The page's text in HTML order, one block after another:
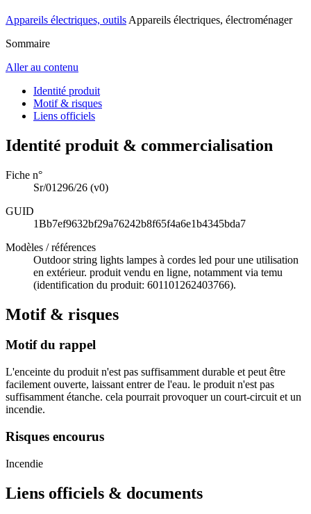
Appareils électriques, outils Appareils électriques, électroménager
Sommaire
Aller au contenu
Identité produit
Motif & risques
Liens officiels
Identité produit & commercialisation
Fiche n°
Sr/01296/26 (v0)
GUID
1Bb7ef9632bf29a76242b8f65f4a6e1b4345bda7
Modèles / références
Outdoor string lights lampes à cordes led pour une utilisation
en extérieur. produit vendu en ligne, notamment via temu
(identification du produit: 601101262403766).
Motif & risques
Motif du rappel
L'enceinte du produit n'est pas suffisamment durable et peut être
facilement ouverte, laissant entrer de l'eau. le produit n'est pas
suffisamment étanche. cela pourrait provoquer un court-circuit et un
incendie.
Risques encourus
Incendie
Liens officiels & documents